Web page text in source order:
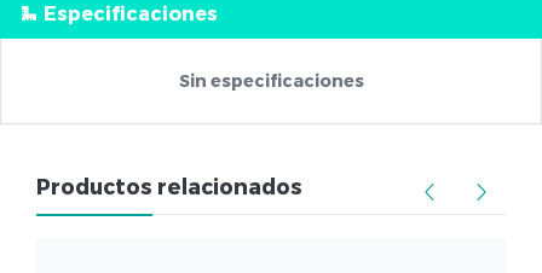
Especificaciones
Sin especificaciones
Productos relacionados